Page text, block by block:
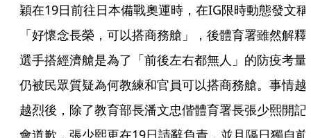
穎在19日前往日本備戰奧運時，在IG限時動態發文稱
「好懷念長榮，可以搭商務艙」，後體育署雖然解釋
選手搭經濟艙是為了「前後左右都無人」的防疫考量
仍被民眾質疑為何教練和官員可以搭商務艙。事情越
越烈後，除了教育部長潘文忠偕體育署長張少熙開記
會道歉，張少熙更在19日請辭負責，並且隔日獨自前